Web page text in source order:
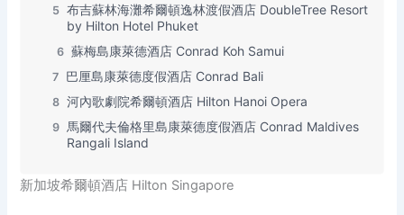
5
布吉蘇林海灘希爾頓逸林渡假酒店 DoubleTree Resort
by Hilton Hotel Phuket
6 蘇梅島康萊德酒店 Conrad Koh Samui
7 巴厘島康萊德度假酒店 Conrad Bali
8 河內歌劇院希爾頓酒店 Hilton Hanoi Opera
9 馬爾代夫倫格里島康萊德度假酒店 Conrad Maldives
Rangali Island
新加坡希爾頓酒店 Hilton Singapore